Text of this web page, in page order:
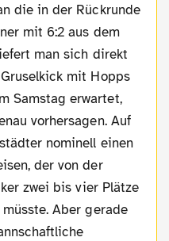
die in der Rückrunde
mit 6:2 aus dem
man sich direkt
mit Hopps
Samstag erwartet,
vorhersagen. Auf
nominell einen
der von der
zwei bis vier Plätze
Aber gerade